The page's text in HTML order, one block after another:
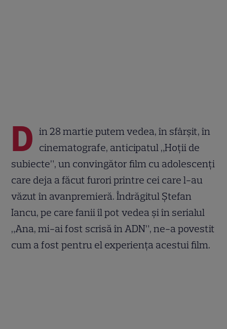
D in 28 martie putem vedea, în sfârșit, în
cinematografe, anticipatul „Hoții de
subiecte”, un convingător film cu adolescenți
care deja a făcut furori printre cei care l-au
văzut în avanpremieră. Îndrăgitul Ștefan
Iancu, pe care fanii îl pot vedea și în serialul
„Ana, mi-ai fost scrisă în ADN”, ne-a povestit
cum a fost pentru el experiența acestui film.